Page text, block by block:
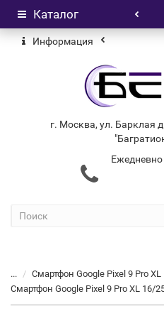
Информация
г. Москва, ул. Барклая
Ежедневно
Каталог
...
Смартфон Google Pixel 9 Pro XL
Смартфон Google Pixel 9 Pro XL 16/